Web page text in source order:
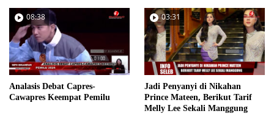
08:38
Analasis Debat Capres-
Cawapres Keempat Pemilu
03:31
Jadi Penyanyi di Nikahan
Prince Mateen, Berikut Tarif
Melly Lee Sekali Manggung